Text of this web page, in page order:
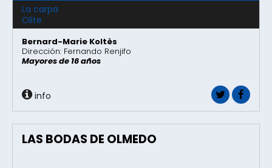
La carpa
Olite
Bernard-Marie Koltès
Dirección: Fernando Renjifo
Mayores de 16 años
info
LAS BODAS DE OLMEDO